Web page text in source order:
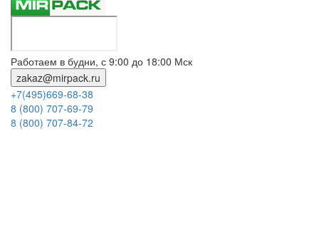
Работаем в будни, с 9:00 до 18:00 Мск
zakaz@mirpack.ru
+7(495)669-68-38
8 (800) 707-69-79
8 (800) 707-84-72